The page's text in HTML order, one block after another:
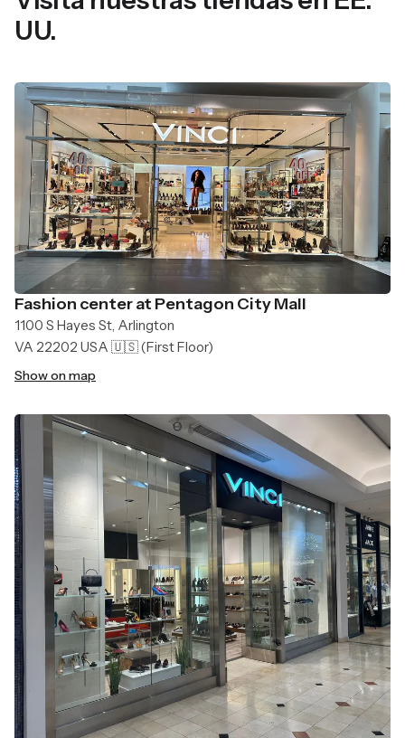
UU.
Fashion center at Pentagon City Mall
1100 S Hayes St, Arlington
VA 22202 USA 🇺🇸(First Floor)
Show on map